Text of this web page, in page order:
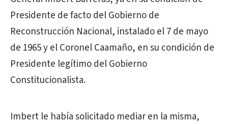
Presidente de facto del Gobierno de
Reconstrucción Nacional, instalado el 7 de mayo
de 1965 y el Coronel Caamaño, en su condición de
Presidente legítimo del Gobierno
Constitucionalista.
Imbert le había solicitado mediar en la misma,